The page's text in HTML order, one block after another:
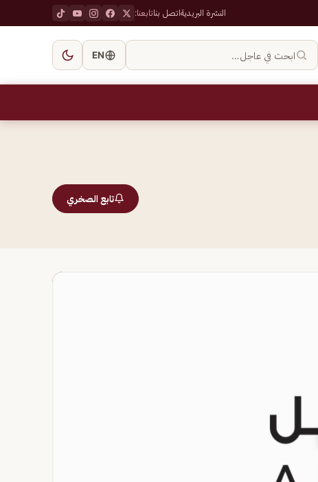
النشرة البريديةاتصل بناتابعنا:
ابحث في عاجل… EN
تابع الصخري